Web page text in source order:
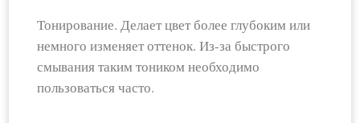
Тонирование. Делает цвет более глубоким или
немного изменяет оттенок. Из-за быстрого
смывания таким тоником необходимо
пользоваться часто.